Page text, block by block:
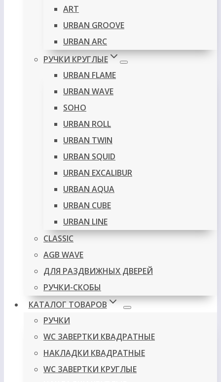
ART
URBAN GROOVE
URBAN ARC
РУЧКИ КРУГЛЫЕ
URBAN FLAME
URBAN WAVE
SOHO
URBAN ROLL
URBAN TWIN
URBAN SQUID
URBAN EXCALIBUR
URBAN AQUA
URBAN CUBE
URBAN LINE
CLASSIC
AGB WAVE
ДЛЯ РАЗДВИЖНЫХ ДВЕРЕЙ
РУЧКИ-СКОБЫ
КАТАЛОГ ТОВАРОВ
РУЧКИ
WC ЗАВЕРТКИ КВАДРАТНЫЕ
НАКЛАДКИ КВАДРАТНЫЕ
WC ЗАВЕРТКИ КРУГЛЫЕ